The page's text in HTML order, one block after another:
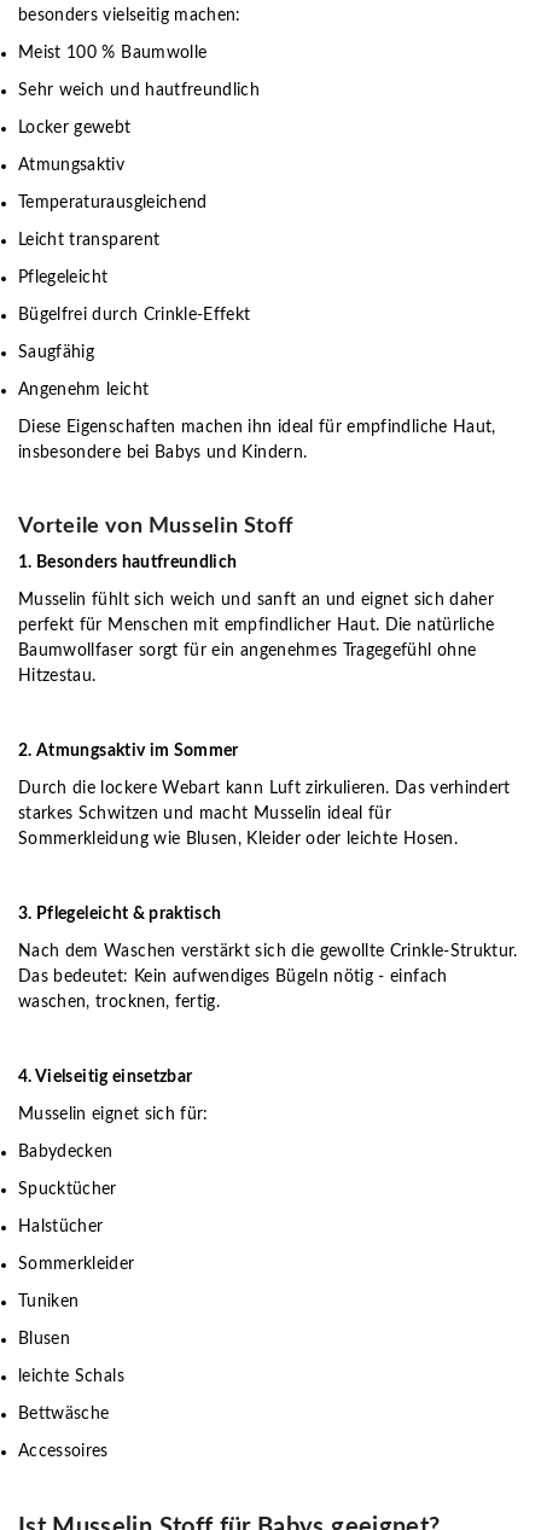
besonders vielseitig machen:
Meist 100 % Baumwolle
Sehr weich und hautfreundlich
Locker gewebt
Atmungsaktiv
Temperaturausgleichend
Leicht transparent
Pflegeleicht
Bügelfrei durch Crinkle-Effekt
Saugfähig
Angenehm leicht
Diese Eigenschaften machen ihn ideal für empfindliche Haut,
insbesondere bei Babys und Kindern.
Vorteile von Musselin Stoff
1. Besonders hautfreundlich
Musselin fühlt sich weich und sanft an und eignet sich daher
perfekt für Menschen mit empfindlicher Haut. Die natürliche
Baumwollfaser sorgt für ein angenehmes Tragegefühl ohne
Hitzestau.
2. Atmungsaktiv im Sommer
Durch die lockere Webart kann Luft zirkulieren. Das verhindert
starkes Schwitzen und macht Musselin ideal für
Sommerkleidung wie Blusen, Kleider oder leichte Hosen.
3. Pflegeleicht & praktisch
Nach dem Waschen verstärkt sich die gewollte Crinkle-Struktur.
Das bedeutet: Kein aufwendiges Bügeln nötig - einfach
waschen, trocknen, fertig.
4. Vielseitig einsetzbar
Musselin eignet sich für:
Babydecken
Spucktücher
Halstücher
Sommerkleider
Tuniken
Blusen
leichte Schals
Bettwäsche
Accessoires